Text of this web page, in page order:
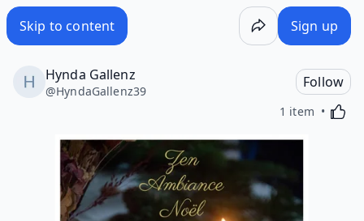
Skip to content Sign up
Hynda Gallenz
@HyndaGallenz39
Follow
1 item